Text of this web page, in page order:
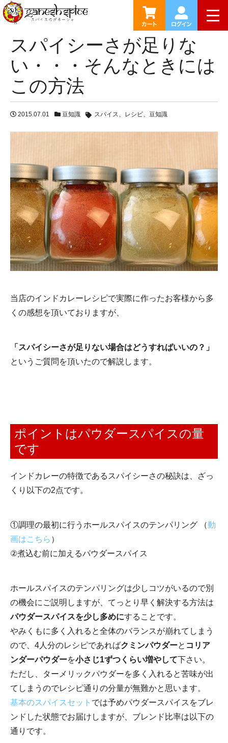
HOME ブログ スパイシーさが足りない・・・そんなと
スパイシーさが足りな
い・・・そんなときには
この方法
2015.07.01 豆知識 スパイス レシピ 豆知識
当店のインドカレーレシピで実際に作ったお客様から多
くの感想を頂いておりますが、
「スパイシーさが足りない場合はどうすればいいの？」
というご質問を頂いたので解説します。
ポイントはパウダースパイスの量
です
インドカレーの特徴であるスパイシーさの秘訣は、ざっ
くり以下の2点です。
①調理の最初に行うホールスパイスのテンパリング （動
画はこちら ）
②煮込む前に加えるパウダースパイス
ホールスパイスのテンパリングは少しコツがいるので別
の機会にご説明しますが、てっとり早く解決する方法は
パウダースパイスを少し多めにすることです。
やみくもに多く入れると全体のバランスが崩れてしまう
ので、4人分のレシピであればクミンパウダーと コリア
ンダーパウダーを小さじ1ずつくらい増やして下さい。
ただし、ターメリックパウダーを多く入れると苦味が出
てしまうのでレシピ通りの分量が無難かと思います。
基本のスパイスセット では予めパウダースパイスをブレ
ンドした状態でお届けしますが、ブレンド比率は以下の
通りです。